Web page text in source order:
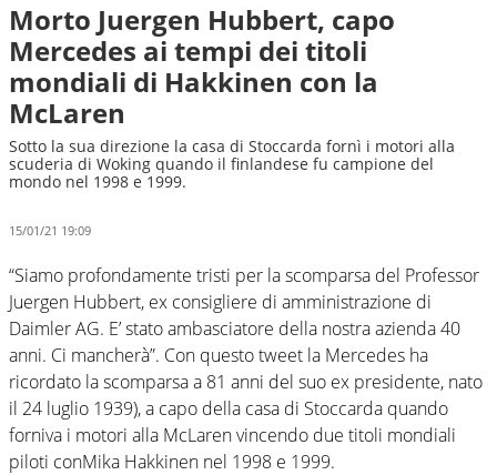
Morto Juergen Hubbert, capo
Mercedes ai tempi dei titoli
mondiali di Hakkinen con la
McLaren
Sotto la sua direzione la casa di Stoccarda fornì i motori alla
scuderia di Woking quando il finlandese fu campione del
mondo nel 1998 e 1999.
15/01/21 19:09
“Siamo profondamente tristi per la scomparsa del Professor
Juergen Hubbert, ex consigliere di amministrazione di
Daimler AG. E’ stato ambasciatore della nostra azienda 40
anni. Ci mancherà”. Con questo tweet la Mercedes ha
ricordato la scomparsa a 81 anni del suo ex presidente, nato
il 24 luglio 1939), a capo della casa di Stoccarda quando
forniva i motori alla McLaren vincendo due titoli mondiali
piloti conMika Hakkinen nel 1998 e 1999.